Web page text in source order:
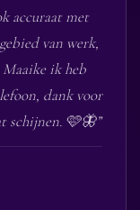
accuraat met
van werk,
ik heb
dank voor
schijnen. 🩷🦋”